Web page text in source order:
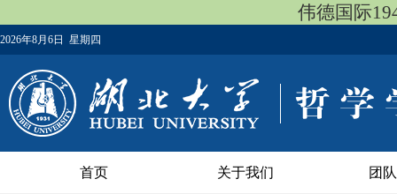
伟德国际
2026年8月6日 星期四
首页 关于我们 团